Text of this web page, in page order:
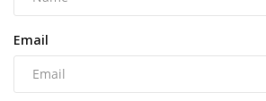
Email